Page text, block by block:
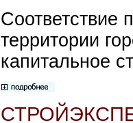
Соответствие
территории
капитальное